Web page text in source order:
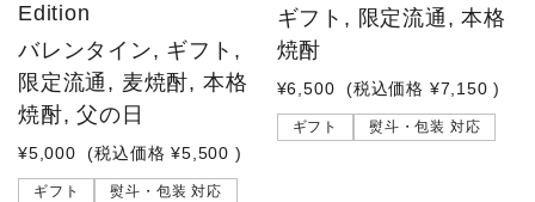
Edition
バレンタイン, ギフト,
限定流通, 麦焼酎, 本格
焼酎, 父の日
¥5,000 (税込価格 ¥5,500 )
ギフト 熨斗・包装 対応
ギフト, 限定流通, 本格
焼酎
¥6,500 (税込価格 ¥7,150 )
ギフト 熨斗・包装 対応